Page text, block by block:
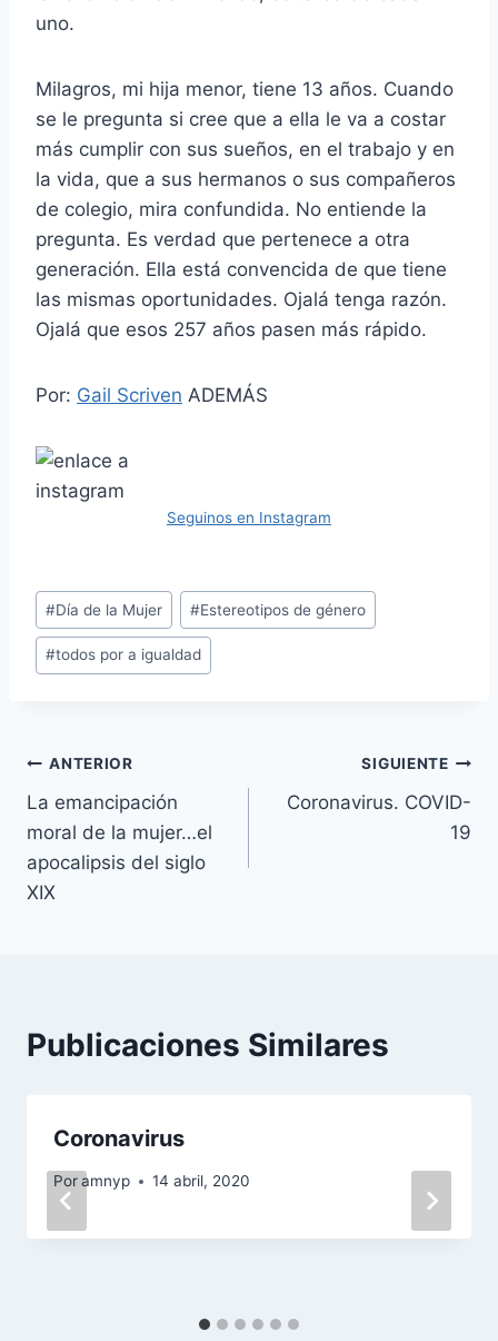
uno.
Milagros, mi hija menor, tiene 13 años. Cuando
se le pregunta si cree que a ella le va a costar
más cumplir con sus sueños, en el trabajo y en
la vida, que a sus hermanos o sus compañeros
de colegio, mira confundida. No entiende la
pregunta. Es verdad que pertenece a otra
generación. Ella está convencida de que tiene
las mismas oportunidades. Ojalá tenga razón.
Ojalá que esos 257 años pasen más rápido.
Por: Gail Scriven ADEMÁS
Seguinos en Instagram
Etiquetas
de
la
#Día de la Mujer #Estereotipos de género
#todos por a igualdad
Navegación
de
entradas
ANTERIOR
La emancipación
moral de la mujer…el
apocalipsis del siglo
XIX
SIGUIENTE
Coronavirus. COVID-
19
Publicaciones Similares
Coronavirus
Poramnyp 14 abril, 2020